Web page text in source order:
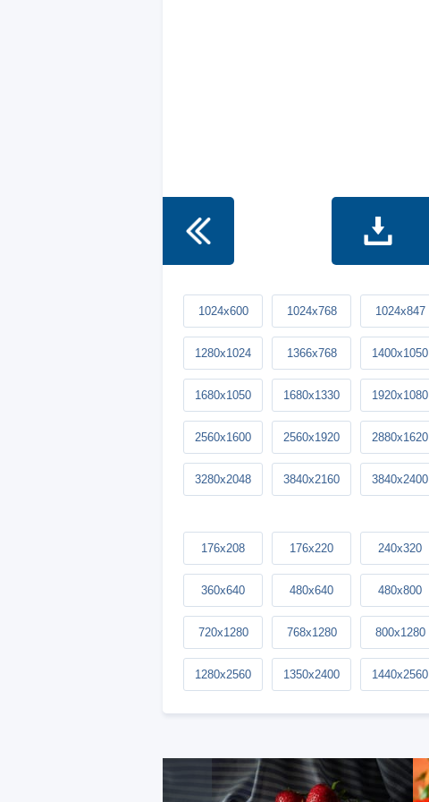
1024x600 1024x768 1024x847
1280x1024 1366x768 1400x1050
1680x1050 1680x1330 1920x1080
2560x1600 2560x1920 2880x1620
3280x2048 3840x2160 3840x2400
176x208 176x220 240x320
360x640 480x640 480x800
720x1280 768x1280 800x1280
1280x2560 1350x2400 1440x2560